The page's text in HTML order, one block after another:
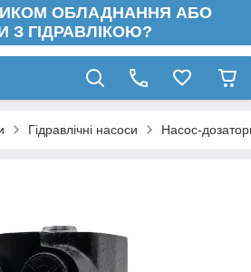
ОБЛАДНАННЯ АБО
З ГІДРАВЛІКОЮ?
Гідравлічні насоси Насос-